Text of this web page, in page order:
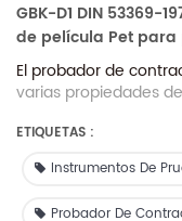
GBK-D1 DIN 53369-
de película Pet para
El probador de
varias propiedades
de aire). Adecuado
producidas con
mezclas, como
embotellados,
ETIQUETAS :
Instrumentos De
Probador De